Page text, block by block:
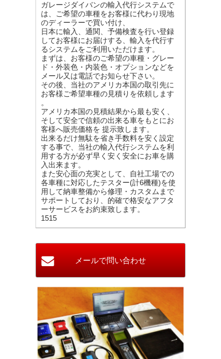
ガレージダイバンの輸入代行システムで
は、ご希望の車種をお客様に代わり現地
のディーラーで買い付け、
日本に輸入、通関、予備検査を行い登録
してお客様にお届けする、輸入を代行す
るシステムをご利用いただけます。
まずは、お客様のご希望の車種・グレー
ド・外装色・内装色・オプションなどを
メール又は電話でお知らせ下さい。
その後、当社のアメリカ本国の取引先に
お客様ご希望車種の見積りを依頼します
。
アメリカ本国の見積結果から最も安く、
そして安全で信頼の出来る車をもとにお
客様へ販売価格を 提示致します。
出来るだけ無駄を省き手数料を安く設定
する事で、当社の輸入代行システムを利
用する方が必ず早く安く安全にお車を購
入出来ます。
また安心面の充実として、自社工場での
各車種に対応したテスター(計6機種)を使
用して納車整備から修理・カスタムまで
サポートしており、的確で格安なアフタ
ーサービスをお約束致します。
1515